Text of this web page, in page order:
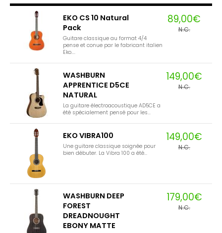
EKO CS 10 Natural
Pack
Guitare classique au format 4/4
pense et conue par le fabricant italien
Eko....
89,00€
N.C.
WASHBURN
APPRENTICE D5CE
NATURAL
La guitare électroacoustique AD5CE a
été spécialement pensé pour les...
149,00€
N.C.
EKO VIBRA100
Une guitare classique soignée pour
bien débuter. La Vibra 100 a été...
149,00€
N.C.
WASHBURN DEEP
FOREST
DREADNOUGHT
EBONY MATTE
179,00€
N.C.